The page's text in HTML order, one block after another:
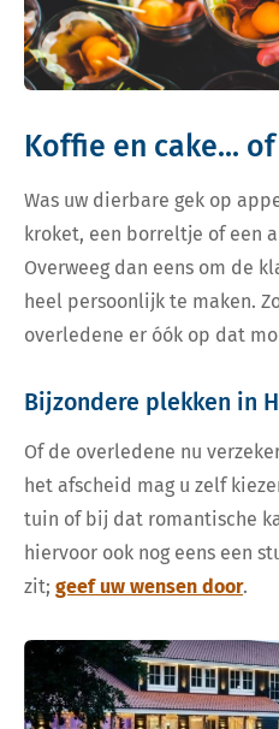
Koffie en cake...
Was uw dierbare gek op
kroket, een borreltje of een
Overweeg dan eens om de
heel persoonlijk te maken.
overledene er óók op dat
Bijzondere plekken in
Of de overledene nu
het afscheid mag u zelf
tuin of bij dat romantische
hiervoor ook nog eens een
zit; geef uw wensen door.